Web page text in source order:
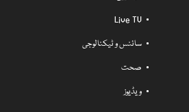
Live TV
سائنس و ٹیکنالوجی
صحت
ویڈیوز